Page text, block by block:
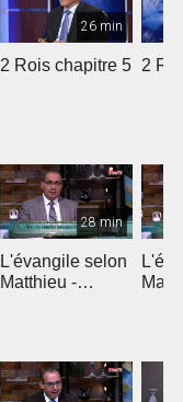
26 min
2 Rois chapitre 5 2
28 min
L'évangile selon
Matthieu -